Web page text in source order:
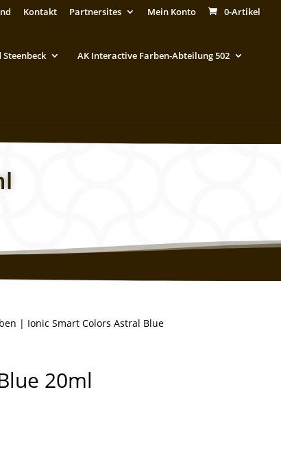
Kontakt Partnersites Mein Konto 0-Artikel
AK Interactive Farben-Abteilung 502
| Ionic Smart Colors Astral Blue
20ml